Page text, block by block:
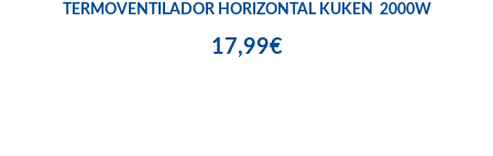
TERMOVENTILADOR HORIZONTAL KUKEN 2000W
17,99€